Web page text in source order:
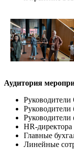
Аудитория
Руководители
HR-директора
Главные
Линейные